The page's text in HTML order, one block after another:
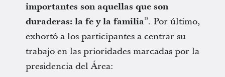
importantes son aquellas que son
duraderas: la fe y la familia”. Por último,
exhortó a los participantes a centrar su
trabajo en las prioridades marcadas por la
presidencia del Área: